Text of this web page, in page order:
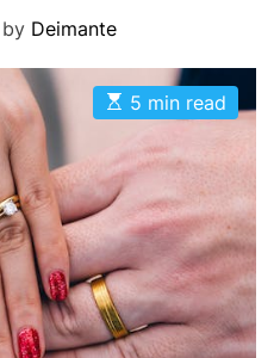
by Deimante
E
s
m
a
t
e
d
r
e
a
d
t
5 min read